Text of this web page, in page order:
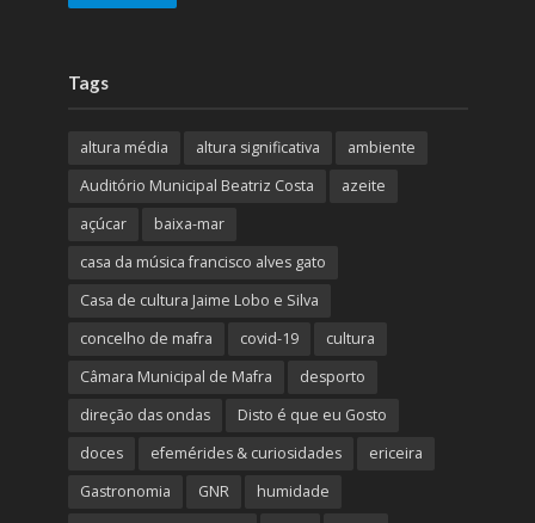
Tags
altura média altura significativa
ambiente
Auditório Municipal Beatriz Costa
azeite
açúcar
baixa-mar
casa da música francisco alves gato
Casa de cultura Jaime Lobo e Silva
concelho de mafra
covid-19
cultura
Câmara Municipal de Mafra
desporto
direção das ondas
Disto é que eu Gosto
doces
efemérides & curiosidades
ericeira
Gastronomia
GNR
humidade